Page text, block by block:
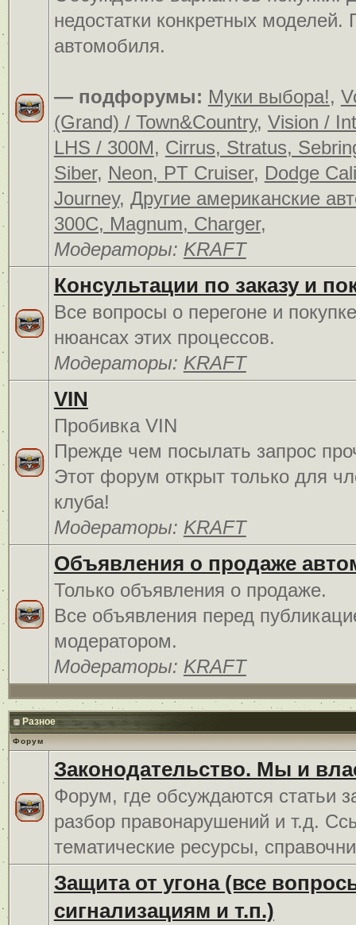
недостатки конкретных
автомобиля.
— подфорумы: Муки выбора!,
(Grand) / Town&Country, Vision /
LHS / 300M, Cirrus, Stratus,
Siber, Neon, PT Cruiser, Dodge
Journey, Другие американские
300C, Magnum, Charger,
Модераторы: KRAFT
Консультации по заказу и
Все вопросы о перегоне и
нюансах этих процессов.
Модераторы: KRAFT
VIN
Пробивка VIN
Прежде чем посылать запрос
Этот форум открыт только для
клуба!
Модераторы: KRAFT
Объявления о продаже
Только объявления о продаже.
Все объявления перед
модератором.
Модераторы: KRAFT
Разное
Форум
Законодательство. Мы и
Форум, где обсуждаются статьи
разбор правонарушений и т.д.
тематические ресурсы,
Защита от угона (все
сигнализациям и т.п.)